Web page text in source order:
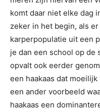
komt daar niet elke dag
zeker in het begin, als
karperpopulatie uit een
je dan een school op de
opvalt ook eerder
een haakaas dat
een ander voorbeeld
haakaas een